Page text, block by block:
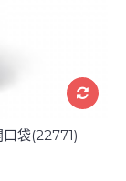
袋(22771)